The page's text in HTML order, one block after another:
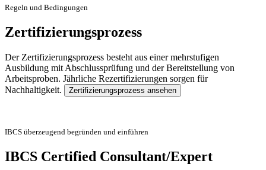
Regeln und Bedingungen
Zertifizierungsprozess
Der Zertifizierungsprozess besteht aus einer mehrstufigen
Ausbildung mit Abschlussprüfung und der Bereitstellung von
Arbeitsproben. Jährliche Rezertifizierungen sorgen für
Nachhaltigkeit.
Zertifizierungsprozess ansehen
IBCS überzeugend begründen und einführen
IBCS Certified Consultant/Expert